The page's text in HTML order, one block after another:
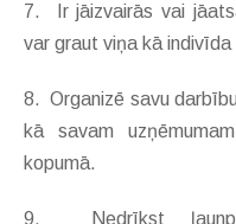
7. Ir jāizvairās vai
var graut viņa kā
8. Organizē savu
kā savam
kopumā.
9. Nedrīkst